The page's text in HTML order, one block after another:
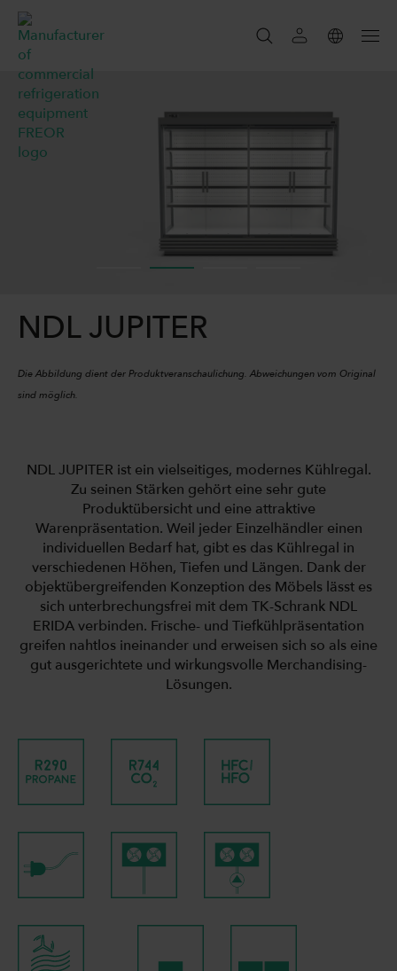
SUCHEN
SEARCH
NDL JUPITER
Die Abbildung dient der Produktveranschaulichung. Abweichungen vom Original
sind möglich.
NDL JUPITER ist ein vielseitiges, modernes Kühlregal.
Zu seinen Stärken gehört eine sehr gute
Produktübersicht und eine attraktive
Warenpräsentation. Weil jeder Einzelhändler einen
individuellen Bedarf hat, gibt es das Kühlregal in
verschiedenen Höhen, Tiefen und Längen. Dank der
objektübergreifenden Konzeption des Möbels lässt es
sich unterbrechungsfrei mit dem TK-Schrank NDL
ERIDA verbinden. Frische- und Tiefkühlpräsentation
greifen nahtlos ineinander und erweisen sich so als eine
gut ausgerichtete und wirkungsvolle Merchandising-
Lösungen.